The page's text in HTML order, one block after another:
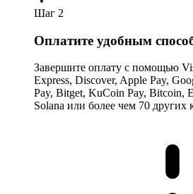
Шаг 2
Оплатите удобным
Завершите оплату с помощью
Express, Discover, Apple Pay,
Pay, Bitget, KuCoin Pay, Bitcoin,
Solana или более чем 70 других